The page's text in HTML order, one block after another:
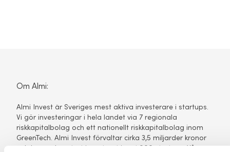
Om Almi:
Almi Invest är Sveriges mest aktiva investerare i startups.
Vi gör investeringar i hela landet via 7 regionala
riskkapitalbolag och ett nationellt riskkapitalbolag inom
GreenTech. Almi Invest förvaltar cirka 3,5 miljarder kronor
och har sedan start investerat i ca 1 000 startups. Våra